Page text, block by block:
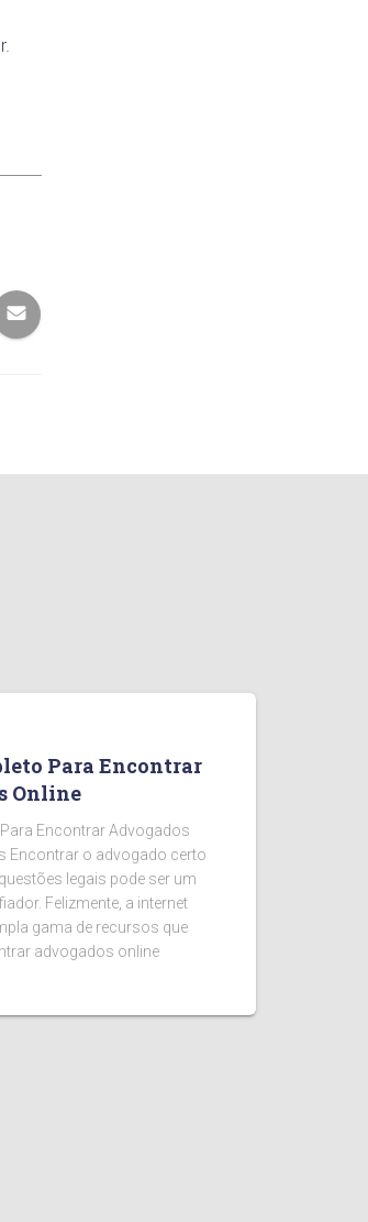
Para Encontrar
Online
Encontrar Advogados
Encontrar o advogado certo
legais pode ser um
Felizmente, a internet
gama de recursos que
advogados online